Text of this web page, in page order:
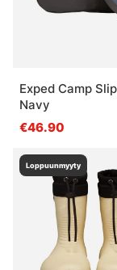
Exped Camp
Navy
€46.90
Loppuunmyyty